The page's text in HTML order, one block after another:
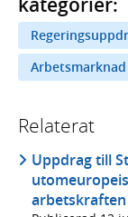
Arbetsmarknad
Relaterat
Uppdrag till
arbetskraften